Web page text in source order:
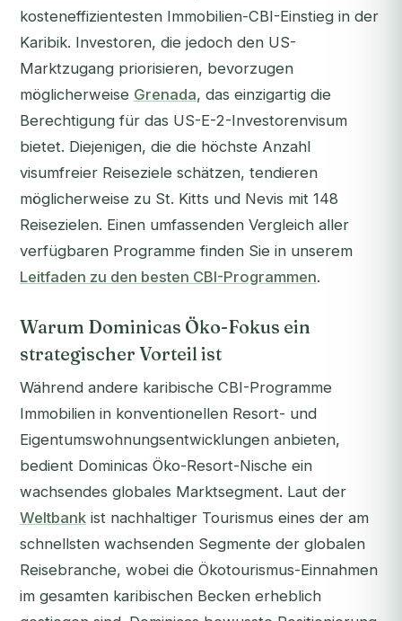
kosteneffizientesten Immobilien-CBI-Einstieg in der
Karibik. Investoren, die jedoch den US-
Marktzugang priorisieren, bevorzugen
möglicherweise Grenada, das einzigartig die
Berechtigung für das US-E-2-Investorenvisum
bietet. Diejenigen, die die höchste Anzahl
visumfreier Reiseziele schätzen, tendieren
möglicherweise zu St. Kitts und Nevis mit 148
Reisezielen. Einen umfassenden Vergleich aller
verfügbaren Programme finden Sie in unserem
Leitfaden zu den besten CBI-Programmen.
Warum Dominicas Öko-Fokus ein
strategischer Vorteil ist
Während andere karibische CBI-Programme
Immobilien in konventionellen Resort- und
Eigentumswohnungsentwicklungen anbieten,
bedient Dominicas Öko-Resort-Nische ein
wachsendes globales Marktsegment. Laut der
Weltbank ist nachhaltiger Tourismus eines der am
schnellsten wachsenden Segmente der globalen
Reisebranche, wobei die Ökotourismus-Einnahmen
im gesamten karibischen Becken erheblich